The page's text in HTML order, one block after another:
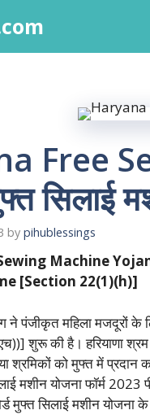
Free
सिलाई
by pihublessings
Machine
[Section 22(1)(h)]
ने पंजीकृत महिला
शुरू की है। हरियाणा
श्रमिकों को मुफ्त में प्रदान
मशीन योजना फॉर्म 2023
मुफ्त सिलाई मशीन योजना के